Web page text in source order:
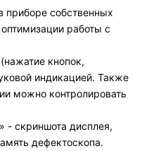
приборе собственных
работы с
кнопок,
индикацией. Также
можно контролировать
- скриншота дисплея,
дефектоскопа.